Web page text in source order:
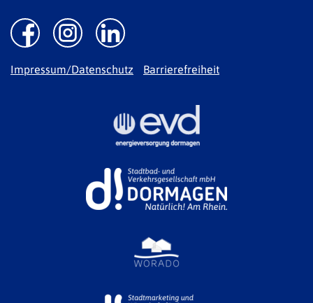
Impressum/Datenschutz Barrierefreiheit